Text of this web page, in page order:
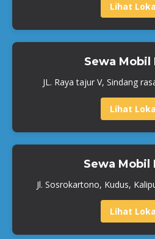
Lihat
Sewa Mobil
JL. Raya tajur V, Sindang
Lihat
Sewa Mobil
Jl. Sosrokartono, Kudus,
Lihat